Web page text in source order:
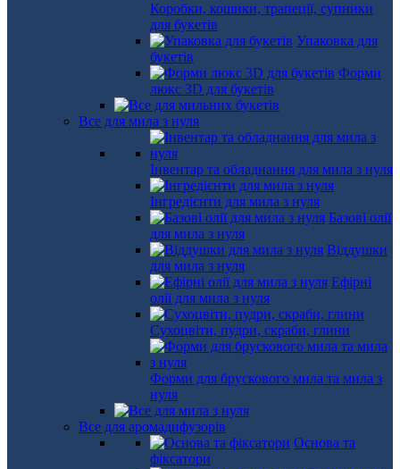
Коробки, кошики, трапеції, супники
для букетів
Упаковка для
букетів
Форми
люкс 3D для букетів
Все для мила з нуля
Інвентар та обладнання для мила з нуля
Інгредієнти для мила з нуля
Базові олії
для мила з нуля
Віддушки
для мила з нуля
Ефірні
олії для мила з нуля
Сухоцвіти, пудри, скраби, глини
Форми для брускового мила та мила з
нуля
Все для аромадифузорів
Основа та
фіксатори